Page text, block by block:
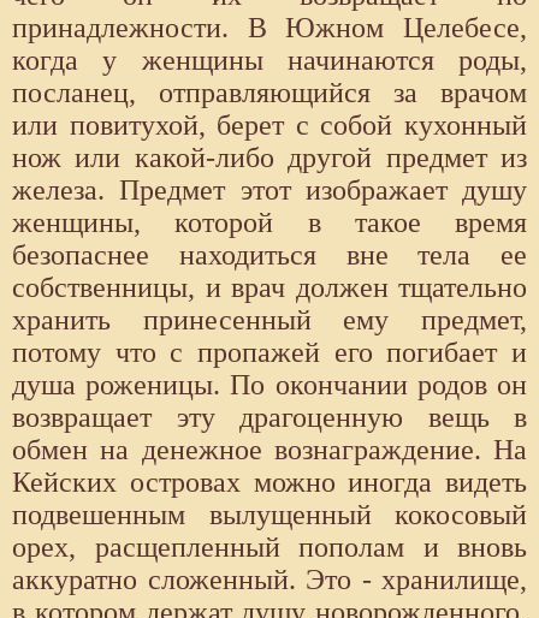
принадлежности. В Южном Целебесе,
когда у женщины начинаются роды,
посланец, отправляющийся за врачом
или повитухой, берет с собой кухонный
нож или какой-либо другой предмет из
железа. Предмет этот изображает душу
женщины, которой в такое время
безопаснее находиться вне тела ее
собственницы, и врач должен тщательно
хранить принесенный ему предмет,
потому что с пропажей его погибает и
душа роженицы. По окончании родов он
возвращает эту драгоценную вещь в
обмен на денежное вознаграждение. На
Кейских островах можно иногда видеть
подвешенным вылущенный кокосовый
орех, расщепленный пополам и вновь
аккуратно сложенный. Это - хранилище,